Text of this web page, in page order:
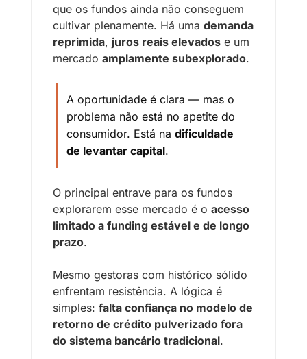
que os fundos ainda não conseguem
cultivar plenamente. Há uma demanda
reprimida, juros reais elevados e um
mercado amplamente subexplorado.
A oportunidade é clara — mas o
problema não está no apetite do
consumidor. Está na dificuldade
de levantar capital.
O principal entrave para os fundos
explorarem esse mercado é o acesso
limitado a funding estável e de longo
prazo.
Mesmo gestoras com histórico sólido
enfrentam resistência. A lógica é
simples: falta confiança no modelo de
retorno de crédito pulverizado fora
do sistema bancário tradicional.